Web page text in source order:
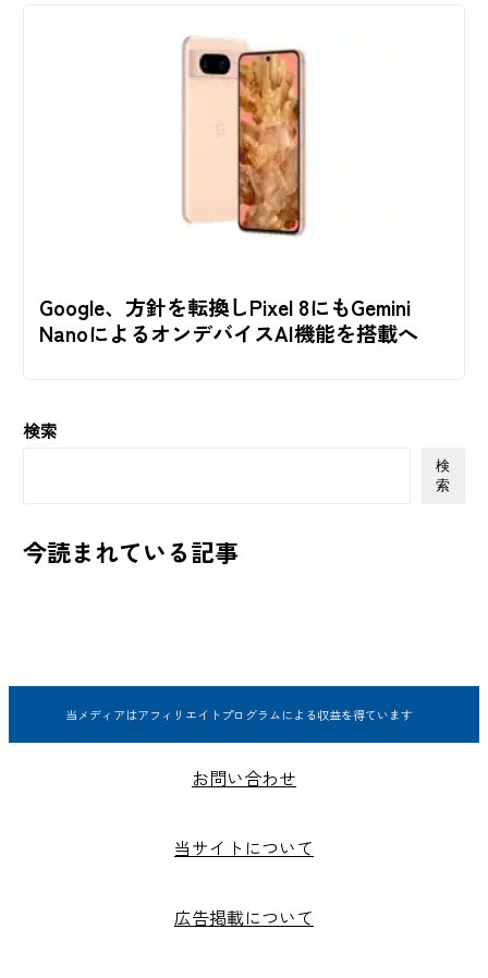
Google、方針を転換しPixel 8にもGemini
NanoによるオンデバイスAI機能を搭載へ
検索
検
索
今読まれている記事
当メディアはアフィリエイトプログラムによる収益を得ています
お問い合わせ
当サイトについて
広告掲載について